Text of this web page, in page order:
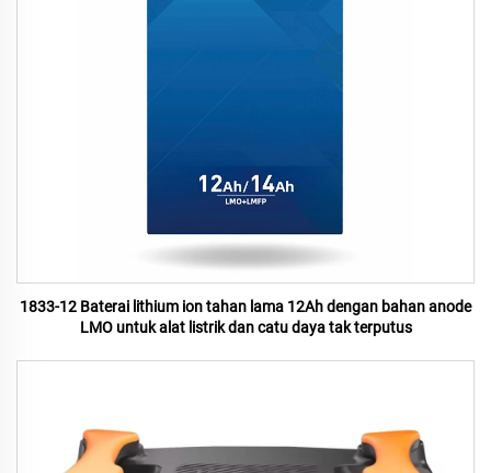
1833-12 Baterai lithium ion tahan lama 12Ah dengan bahan anode
LMO untuk alat listrik dan catu daya tak terputus